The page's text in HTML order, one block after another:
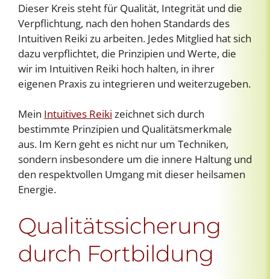
Dieser Kreis steht für Qualität, Integrität und die
Verpflichtung, nach den hohen Standards des
Intuitiven Reiki zu arbeiten. Jedes Mitglied hat sich
dazu verpflichtet, die Prinzipien und Werte, die
wir im Intuitiven Reiki hoch halten, in ihrer
eigenen Praxis zu integrieren und weiterzugeben.
Mein Intuitives Reiki zeichnet sich durch
bestimmte Prinzipien und Qualitätsmerkmale
aus. Im Kern geht es nicht nur um Techniken,
sondern insbesondere um die innere Haltung und
den respektvollen Umgang mit dieser heilsamen
Energie.
Qualitätssicherung
durch Fortbildung